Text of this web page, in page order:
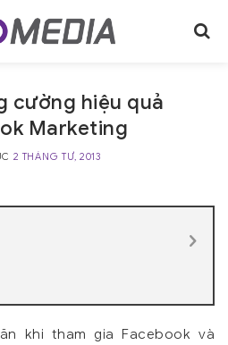
cường hiệu quả
Marketing
2 THÁNG TƯ, 2013
khi tham gia Facebook và